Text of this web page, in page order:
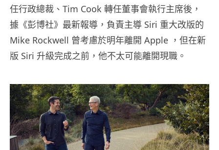
任行政總裁、Tim Cook 轉任董事會執行主席後，
據《彭博社》最新報導，負責主導 Siri 重大改版的
Mike Rockwell 曾考慮於明年離開 Apple ，但在新
版 Siri 升級完成之前，他不太可能離開現職。